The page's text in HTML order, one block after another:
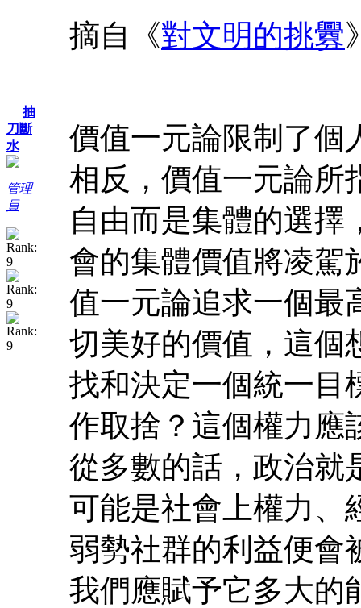
抽
刀斷
水
管理
員
摘自《對文明的挑釁
價值一元論限制了個
相反，價值一元論所
自由而是集體的選擇
會的集體價值將凌駕
值一元論追求一個最
切美好的價值，這個
找和決定一個統一目
作取捨？這個權力應
從多數的話，政治就
可能是社會上權力、
弱勢社群的利益便會
我們應賦予它多大的